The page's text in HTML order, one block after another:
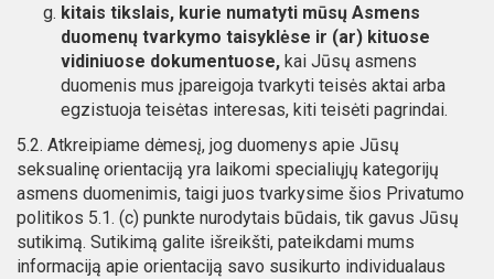
kitais tikslais, kurie numatyti mūsų Asmens
duomenų tvarkymo taisyklėse ir (ar) kituose
vidiniuose dokumentuose, kai Jūsų asmens
duomenis mus įpareigoja tvarkyti teisės aktai arba
egzistuoja teisėtas interesas, kiti teisėti pagrindai.
5.2. Atkreipiame dėmesį, jog duomenys apie Jūsų
seksualinę orientaciją yra laikomi specialiųjų kategorijų
asmens duomenimis, taigi juos tvarkysime šios Privatumo
politikos 5.1. (c) punkte nurodytais būdais, tik gavus Jūsų
sutikimą. Sutikimą galite išreikšti, pateikdami mums
informaciją apie orientaciją savo susikurto individualaus